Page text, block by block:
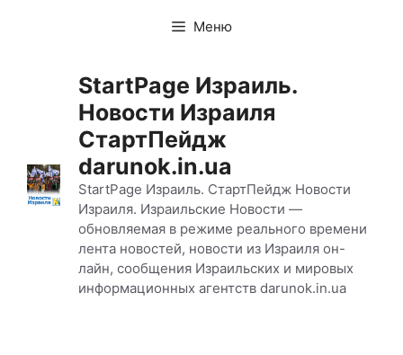
Меню
StartPage Израиль.
Новости Израиля
СтартПейдж
darunok.in.ua
StartPage Израиль. СтартПейдж Новости
Израиля. Израильские Новости —
обновляемая в режиме реального времени
лента новостей, новости из Израиля он-
лайн, сообщения Израильских и мировых
информационных агентств darunok.in.ua